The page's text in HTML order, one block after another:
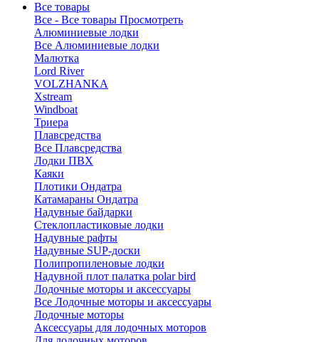
Все товары
Все - Все товары Просмотреть
Алюминиевые лодки
Все Алюминиевые лодки
Малютка
Lord River
VOLZHANKA
Xstream
Windboat
Триера
Плавсредства
Все Плавсредства
Лодки ПВХ
Каяки
Плотики Ондатра
Катамараны Ондатра
Надувные байдарки
Стеклопластиковые лодки
Надувные рафты
Надувные SUP-доски
Полипропиленовые лодки
Надувной плот палатка polar bird
Лодочные моторы и аксессуары
Все Лодочные моторы и аксессуары
Лодочные моторы
Аксессуары для лодочных моторов